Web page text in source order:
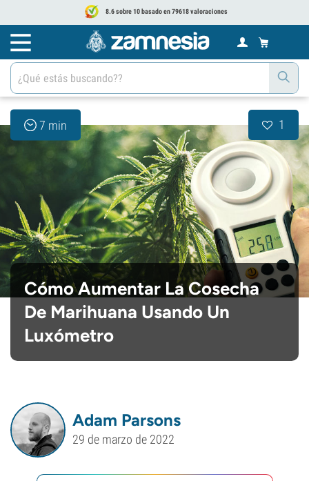
8.6 sobre 10 basado en 79618 valoraciones
7 min 1
Cómo Aumentar La Cosecha
De Marihuana Usando Un
Luxómetro
Adam Parsons
29 de marzo de 2022